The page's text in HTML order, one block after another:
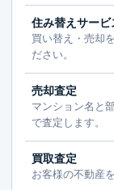
住み替えサービ
買い替え・売却
ださい。
売却査定
マンション名と
で査定します。
買取査定
お客様の不動産